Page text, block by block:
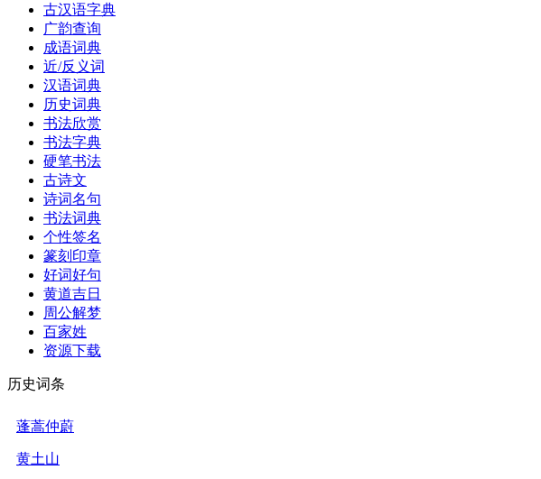
古汉语字典
广韵查询
成语词典
近/反义词
汉语词典
历史词典
书法欣赏
书法字典
硬笔书法
古诗文
诗词名句
书法词典
个性签名
篆刻印章
好词好句
黄道吉日
周公解梦
百家姓
资源下载
历史词条
蓬蒿仲蔚
黄土山